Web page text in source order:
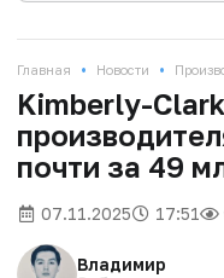
Главная • Новости •
Kimberly-
почти за 49
07.11.2025 17:51
Владимир